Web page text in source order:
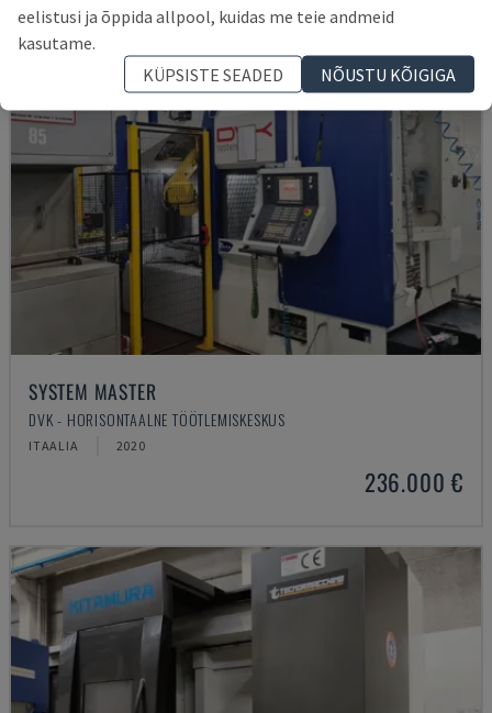
SYSTEM MASTER
DVK - HORISONTAALNE TÖÖTLEMISKESKUS
ITAALIA 2020
236.000 €
eelistusi ja õppida allpool, kuidas me teie andmeid
kasutame.
KÜPSISTE SEADED
NÕUSTU KÕIGIGA